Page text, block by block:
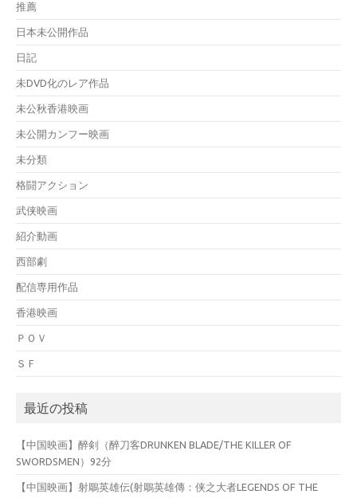
推薦
日本未公開作品
日記
未DVD化のレア作品
未公秋香港映画
未公開カンフー映画
未分類
格闘アクション
武侠映画
紹介動画
西部劇
配信専用作品
香港映画
ＰＯＶ
ＳＦ
最近の投稿
【中国映画】醉剣（醉刀客DRUNKEN BLADE/THE KILLER OF
SWORDSMEN）92分
【中国映画】射鵰英雄伝(射鵰英雄傳：侠之大者LEGENDS OF THE